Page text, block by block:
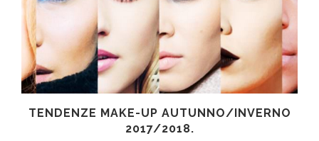
TENDENZE MAKE-UP AUTUNNO/INVERNO
2017/2018.